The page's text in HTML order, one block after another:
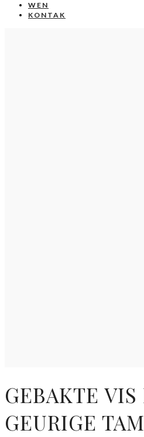
WEN
KONTAK
GEBAKTE VIS
GEURIGE